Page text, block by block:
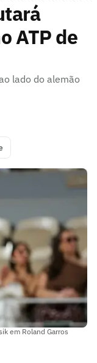
ATP de
lado do alemão
em Roland Garros